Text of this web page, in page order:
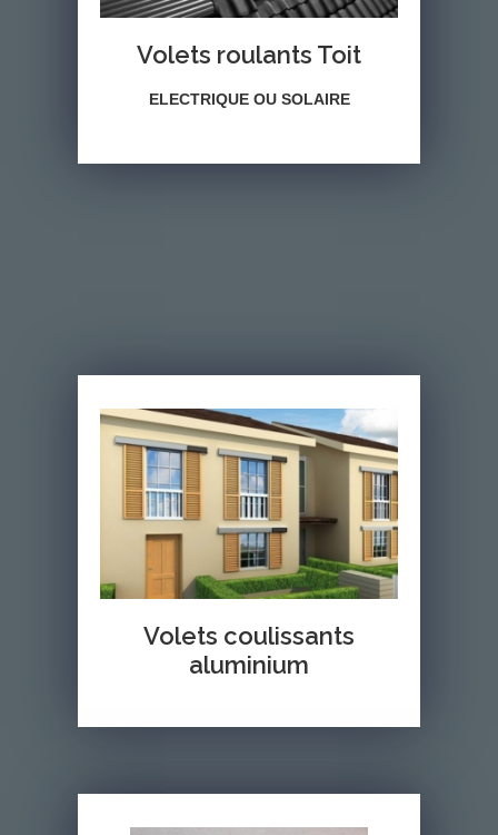
Volets roulants Toit
ELECTRIQUE OU SOLAIRE
Volets coulissants
aluminium